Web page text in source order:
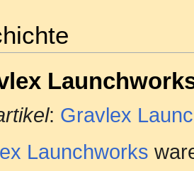
: Gravlex
Launchworks